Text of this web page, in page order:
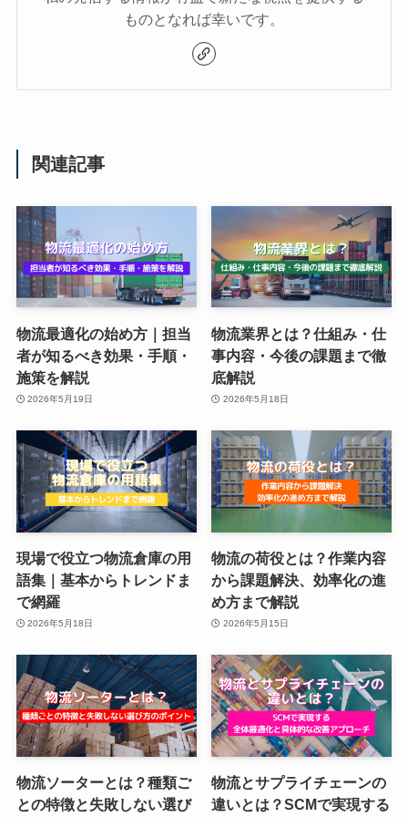
ものとなれば幸いです。
関連記事
物流最適化の始め方｜担当
者が知るべき効果・手順・
施策を解説
2026年5月19日
物流業界とは？仕組み・仕
事内容・今後の課題まで徹
底解説
2026年5月18日
現場で役立つ物流倉庫の用
語集｜基本からトレンドま
で網羅
2026年5月18日
物流の荷役とは？作業内容
から課題解決、効率化の進
め方まで解説
2026年5月15日
物流ソーターとは？種類ご
との特徴と失敗しない選び
物流とサプライチェーンの
違いとは？SCMで実現する